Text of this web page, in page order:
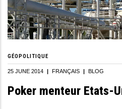
GÉOPOLITIQUE
25 JUNE 2014 FRANÇAIS BLOG
Poker menteur Etats-